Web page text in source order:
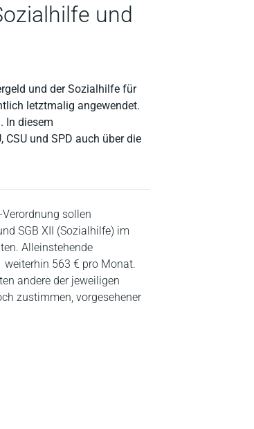
und
und der Sozialhilfe für
letztmalig angewendet.
In diesem
und SPD auch über die
sollen
SGB XII (Sozialhilfe) im
Alleinstehende
weiterhin 563 € pro Monat.
andere der jeweiligen
zustimmen, vorgesehener